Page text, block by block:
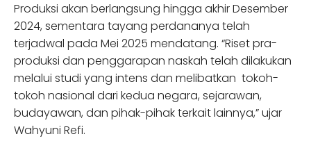
Produksi akan berlangsung hingga akhir Desember
2024, sementara tayang perdananya telah
terjadwal pada Mei 2025 mendatang. “Riset pra-
produksi dan penggarapan naskah telah dilakukan
melalui studi yang intens dan melibatkan tokoh-
tokoh nasional dari kedua negara, sejarawan,
budayawan, dan pihak-pihak terkait lainnya,” ujar
Wahyuni Refi.